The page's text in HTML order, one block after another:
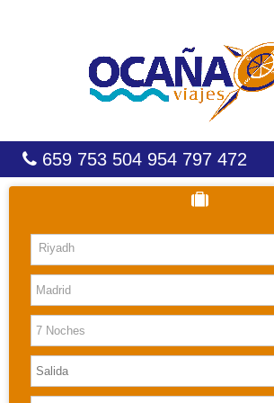
659 753 504 954 797 472
HOTELES
COSTAS
CARIBE
CANARIAS
BALEARES
Riyadh